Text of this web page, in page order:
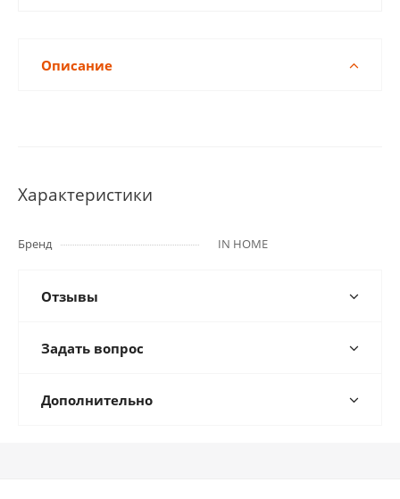
Описание
Характеристики
Бренд IN HOME
Отзывы
Задать вопрос
Дополнительно